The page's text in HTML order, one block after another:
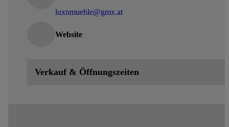
luxnmuehle@gmx.at
Website
Verkauf & Öffnungszeiten